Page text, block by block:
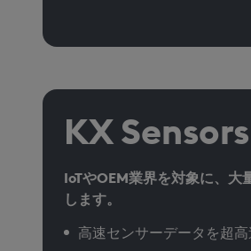
KX Sensors
IoTやOEM業界を対象に、
します。
高速センサーデータを超